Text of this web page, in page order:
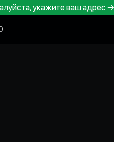
укажите ваш адрес →